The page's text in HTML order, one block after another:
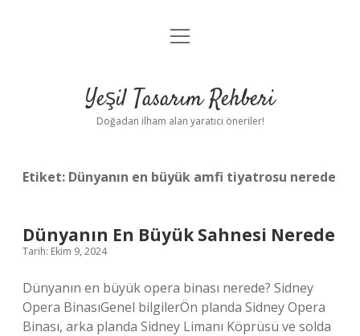
Anasayfa
Yasal Uyarı
menüyü
Yeşil Tasarım Rehberi
Doğadan ilham alan yaratıcı öneriler!
Etiket: Dünyanın en büyük amfi tiyatrosu nerede
Dünyanın En Büyük Sahnesi Nerede
Tarih: Ekim 9, 2024
Dünyanın en büyük opera binası nerede? Sidney
Opera BinasıGenel bilgilerÖn planda Sidney Opera
Binası, arka planda Sidney Limanı Köprüsü ve solda